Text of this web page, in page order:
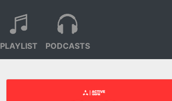
PLAYLIST PODCASTS